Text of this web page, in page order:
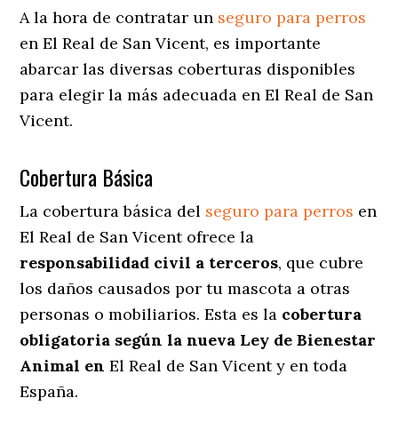
A la hora de contratar un seguro para perros
en El Real de San Vicent, es importante
abarcar las diversas coberturas disponibles
para elegir la más adecuada en El Real de San
Vicent.
Cobertura Básica
La cobertura básica del seguro para perros en
El Real de San Vicent ofrece la
responsabilidad civil a terceros, que cubre
los daños causados por tu mascota a otras
personas o mobiliarios. Esta es la cobertura
obligatoria según la nueva Ley de Bienestar
Animal enEl Real de San Vicent y en toda
España.